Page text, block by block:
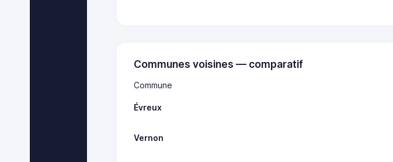
Communes voisines — comparatif
Commune
Évreux
Vernon